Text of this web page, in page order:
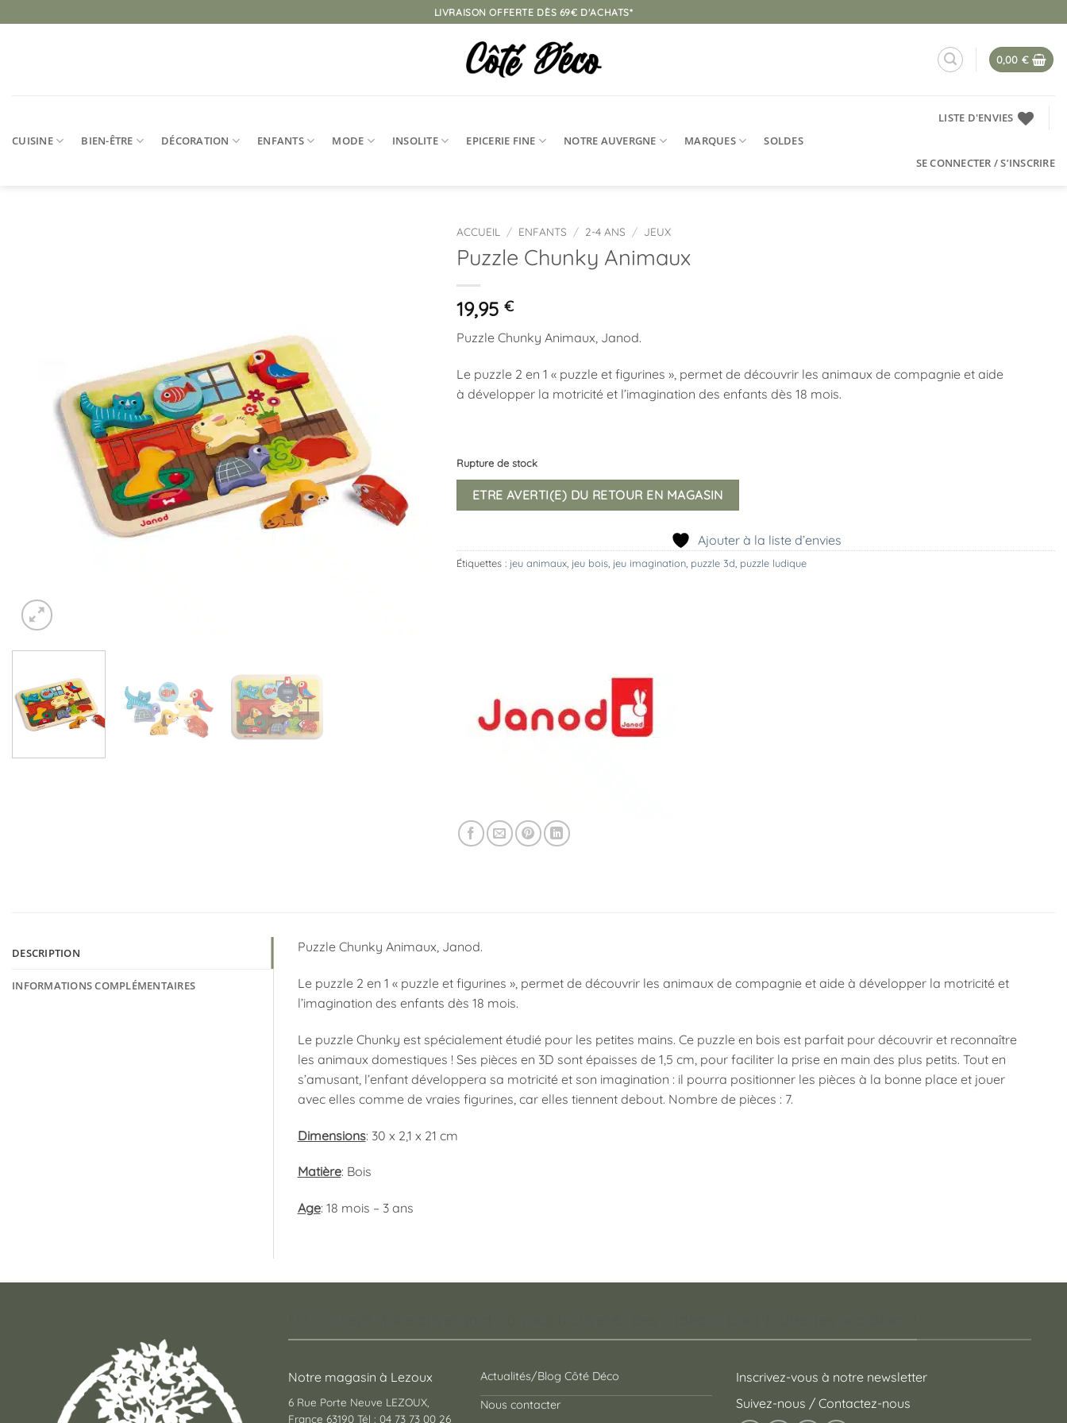
au
LIVRAISON OFFERTE DÈS 69€ D'ACHATS*
0,00 €
CUISINE BIEN-ÊTRE DÉCORATION ENFANTS MODE INSOLITE EPICERIE FINE NOTRE AUVERGNE MARQUES SOLDES
LISTE D'ENVIES
SE CONNECTER / S’INSCRIRE
ACCUEIL / ENFANTS / 2-4 ANS / JEUX
Puzzle Chunky Animaux
19,95 €
Puzzle Chunky Animaux, Janod.
Le puzzle 2 en 1 « puzzle et figurines », permet de découvrir les animaux de compagnie et aide
à développer la motricité et l’imagination des enfants dès 18 mois.
Rupture de stock
ETRE AVERTI(E) DU RETOUR EN MAGASIN
Ajouter à la liste d’envies
Étiquettes : jeu animaux, jeu bois, jeu imagination, puzzle 3d, puzzle ludique
DESCRIPTION
INFORMATIONS COMPLÉMENTAIRES
Puzzle Chunky Animaux, Janod.
Le puzzle 2 en 1 « puzzle et figurines », permet de découvrir les animaux de compagnie et aide à développer la motricité et
l’imagination des enfants dès 18 mois.
Le puzzle Chunky est spécialement étudié pour les petites mains. Ce puzzle en bois est parfait pour découvrir et reconnaître
les animaux domestiques ! Ses pièces en 3D sont épaisses de 1,5 cm, pour faciliter la prise en main des plus petits. Tout en
s’amusant, l’enfant développera sa motricité et son imagination : il pourra positionner les pièces à la bonne place et jouer
avec elles comme de vraies figurines, car elles tiennent debout. Nombre de pièces : 7.
Dimensions: 30 x 2,1 x 21 cm
Matière: Bois
Age: 18 mois – 3 ans
Notre magasin à Lezoux
6 Rue Porte Neuve LEZOUX,
France 63190 Tél : 04 73 73 00 26
Actualités/Blog Côté Déco
Nous contacter
Inscrivez-vous à notre newsletter
Suivez-nous / Contactez-nous